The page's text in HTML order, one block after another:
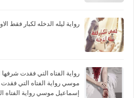
رواية ليله الدخله لكبار فقط
رواية الفتاه التي فقدت
موسي رواية الفتاه التي فقدت
إسماعيل موسي رواية الفتاه